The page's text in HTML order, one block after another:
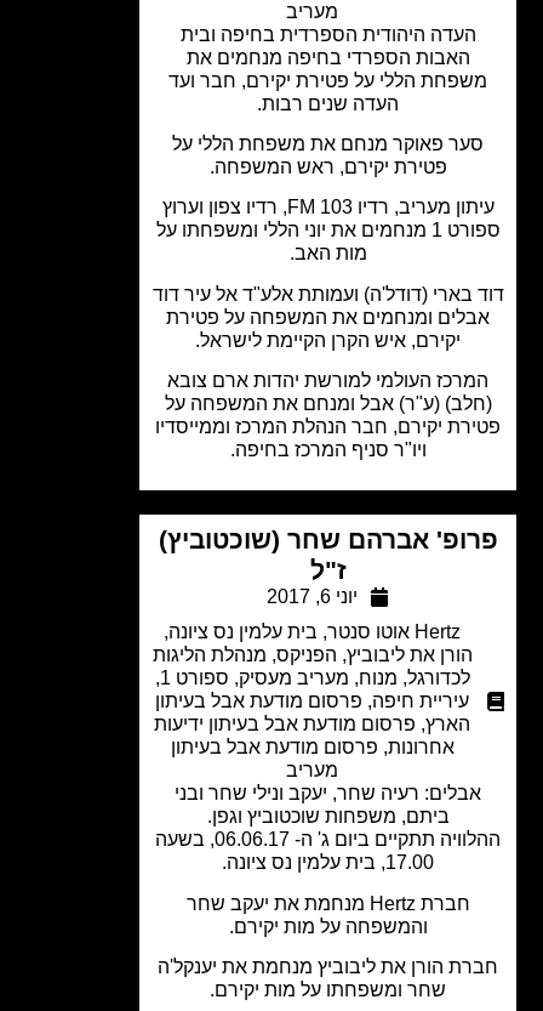
העדה היהודית הספרדית בחיפה ובית
האבות הספרדי בחיפה מנחמים את
הללי על פטירת יקירם, חבר ועד
העדה שנים רבות.
פאוקר מנחם את משפחת הללי על
פטירת יקירם, ראש המשפחה.
עיתון מעריב, רדיו 103 FM, רדיו צפון וערוץ
ספורט 1 מנחמים את יוני הללי ומשפחתו על
מות האב.
בארי (דודל'ה) ועמותת אלע"ד אל עיר דוד
ומנחמים את המשפחה על פטירת
יקירם, איש הקרן הקיימת לישראל.
העולמי למורשת יהדות ארם צובא
(ע"ר) אבל ומנחם את המשפחה על
יקירם, חבר הנהלת המרכז וממייסדיו
ויו"ר סניף המרכז בחיפה.
אברהם שחר (שוכטוביץ)
,בית עלמין נס ציונה,
הורן את ליבוביץ ,הפניקס ,מנהלת הליגות
לכדורגל,מנוח,מעריב מעסיק, ספורט 1
,
עיריית חיפה,פרסום מודעת אבל בעיתון
פרסום מודעת אבל בעיתון ידיעות
אחרונות,פרסום מודעת אבל בעיתון
רעיה שחר, יעקב ונילי שחר ובני
ביתם, משפחות שוכטוביץ וגפן.
ההלוויה תתקיים ביום ג' ה- 06.06.17, בשעה
חברת Hertz מנחמת את יעקב שחר
והמשפחה על מות יקירם.
הורן את ליבוביץ מנחמת את יענקל'ה
שחר ומשפחתו על מות יקירם.